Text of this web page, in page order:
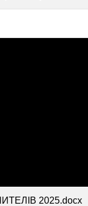
2025.docx